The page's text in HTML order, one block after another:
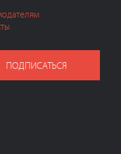
ПОДПИСАТЬСЯ